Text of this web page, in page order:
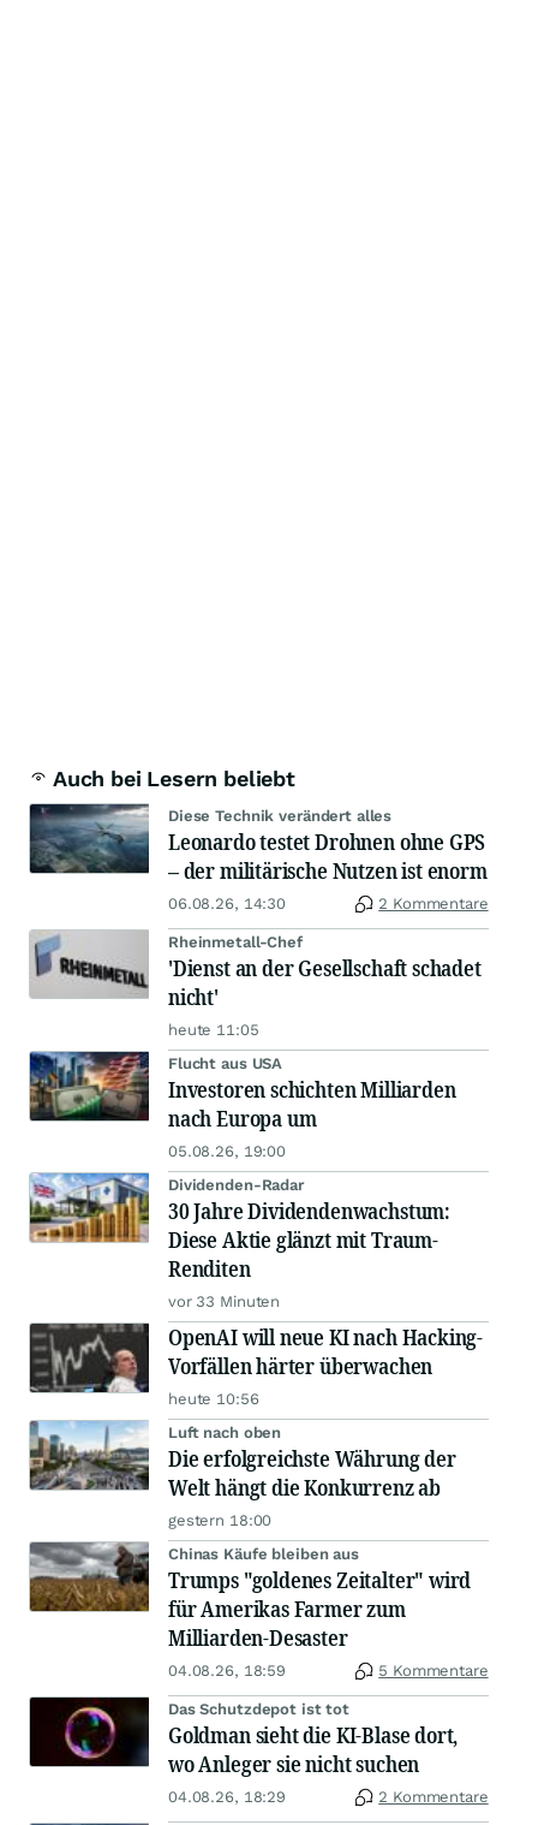
Auch bei Lesern beliebt
Diese Technik verändert alles
Leonardo testet Drohnen ohne GPS
– der militärische Nutzen ist enorm
06.08.26, 14:30 2 Kommentare
Rheinmetall-Chef
'Dienst an der Gesellschaft schadet
nicht'
heute 11:05
Flucht aus USA
Investoren schichten Milliarden
nach Europa um
05.08.26, 19:00
Dividenden-Radar
30 Jahre Dividendenwachstum:
Diese Aktie glänzt mit Traum-
Renditen
vor 33 Minuten
OpenAI will neue KI nach Hacking-
Vorfällen härter überwachen
heute 10:56
Luft nach oben
Die erfolgreichste Währung der
Welt hängt die Konkurrenz ab
gestern 18:00
Chinas Käufe bleiben aus
Trumps "goldenes Zeitalter" wird
für Amerikas Farmer zum
Milliarden-Desaster
04.08.26, 18:59 5 Kommentare
Das Schutzdepot ist tot
Goldman sieht die KI-Blase dort,
wo Anleger sie nicht suchen
04.08.26, 18:29 2 Kommentare